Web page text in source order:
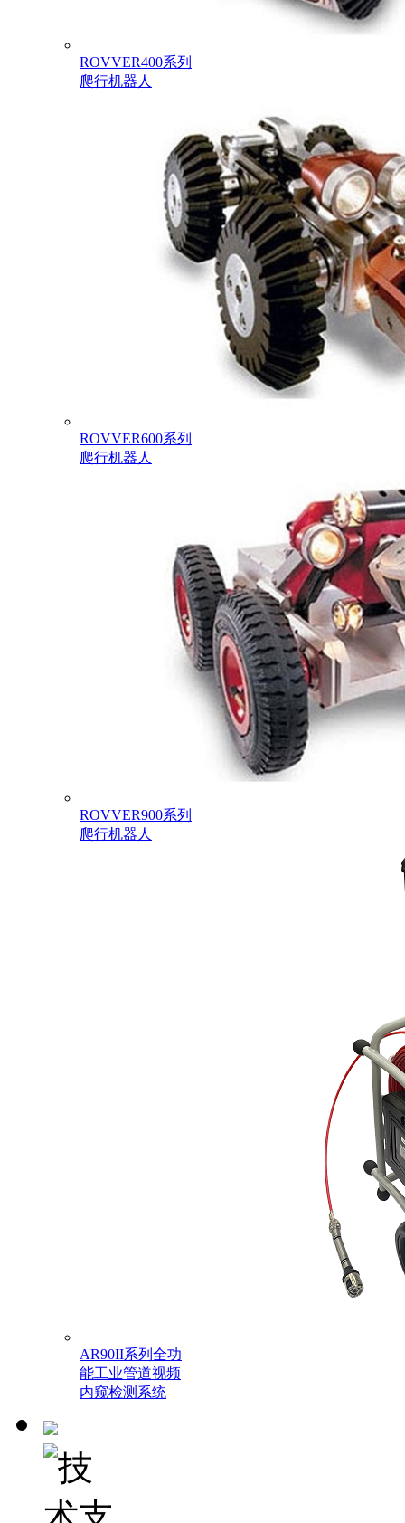
ROVVER400系列
爬行机器人
ROVVER600系列
爬行机器人
ROVVER900系列
爬行机器人
AR90II系列全功
能工业管道视频
内窥检测系统